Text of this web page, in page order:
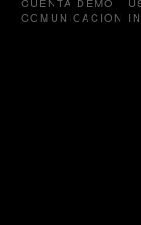
COMUNICACIÓN